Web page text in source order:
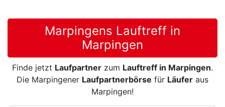
Marpingens Lauftreff in
Marpingen
Finde jetzt Laufpartner zum Lauftreff in Marpingen.
Die Marpingener Laufpartnerbörse für Läufer aus
Marpingen!